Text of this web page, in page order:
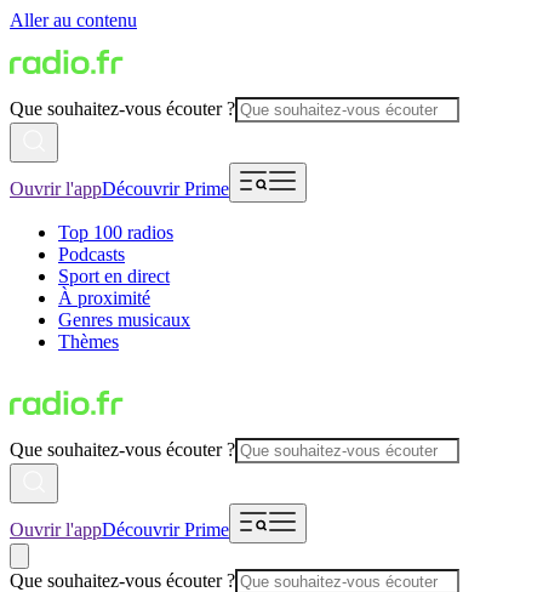
Aller au contenu
Que souhaitez-vous écouter ?
Ouvrir l'appDécouvrir Prime
Top 100 radios
Podcasts
Sport en direct
À proximité
Genres musicaux
Thèmes
Que souhaitez-vous écouter ?
Ouvrir l'appDécouvrir Prime
Que souhaitez-vous écouter ?